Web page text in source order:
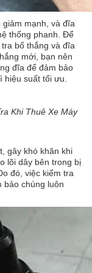
mạnh, và đĩa
thống phanh. Để
bố thắng và đĩa
mới, bạn nên
đĩa để đảm bảo
suất tối ưu.
Khi Thuê Xe Máy
gây khó khăn khi
lõi dây bên trong bị
đó, việc kiểm tra
bảo chúng luôn